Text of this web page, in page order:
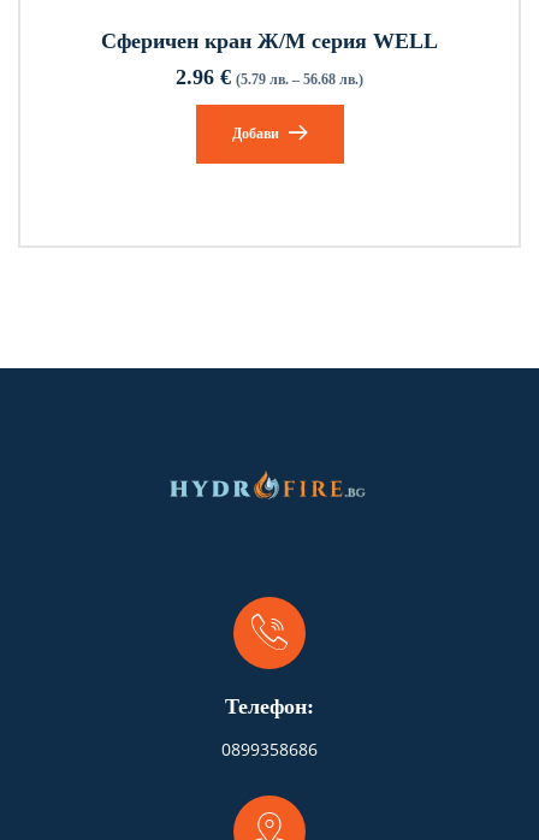
Сферичен кран Ж/М серия WELL
2.96 € (5.79 лв. – 56.68 лв.)
Добави
Телефон:
0899358686